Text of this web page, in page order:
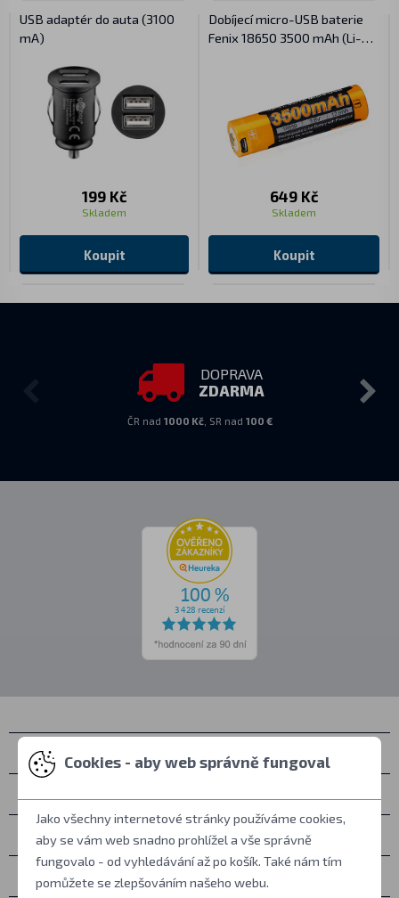
USB adaptér do auta (3100
mA)
199 Kč
Skladem
Koupit
Dobíjecí micro-USB baterie
Fenix 18650 3500 mAh (Li-
649 Kč
Skladem
Koupit
DOPRAVA
ZDARMA
ČR nad 1000 Kč, SR nad 100 €
Kontakty
Osobní vyzvednutí
Vše o nákupu
Další informace
Cookies - aby web správně fungoval
Jako všechny internetové stránky používáme cookies,
aby se vám web snadno prohlížel a vše správně
fungovalo - od vyhledávání až po košík. Také nám tím
pomůžete se zlepšováním našeho webu.